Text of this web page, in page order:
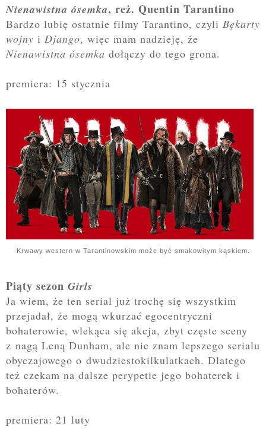
Nienawistna ósemka, reż. Quentin Tarantino
Bardzo lubię ostatnie filmy Tarantino, czyli Bękarty
wojny i Django, więc mam nadzieję, że
Nienawistna ósemka dołączy do tego grona.
premiera: 15 stycznia
Krwawy western w Tarantinowskim może być smakowitym kąskiem.
Piąty sezon Girls
Ja wiem, że ten serial już trochę się wszystkim
przejadał, że mogą wkurzać egocentryczni
bohaterowie, wlekąca się akcja, zbyt częste sceny
z nagą Leną Dunham, ale nie znam lepszego serialu
obyczajowego o dwudziestokilkulatkach. Dlatego
też czekam na dalsze perypetie jego bohaterek i
bohaterów.
premiera: 21 luty